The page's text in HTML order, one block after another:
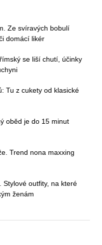
Ze svíravých bobulí
domácí likér
se liší chutí, účinky
Tu z cukety od klasické
oběd je do 15 minut
Trend nona maxxing
Stylové outfity, na které
ženám